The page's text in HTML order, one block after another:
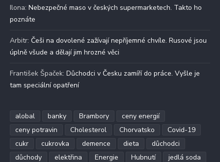
Ilona: Nebezpečné maso v českých supermarketech. Takto ho
poznáte
Arbitr: Češi na dovolené zažívají nepříjemné chvíle. Rusové jsou
úplně všude a dělají jim hrozné věci
František Špaček: Důchodci v Česku zamíří do práce. Vyšle je
tam speciální opatření
alobal banky Brambory
ceny energií
ceny potravin
Cholesterol Chorvatsko
Covid-19
cukr
cukrovka demence dieta
důchodci
důchody
elektřina Energie Hubnutí
jedlá soda